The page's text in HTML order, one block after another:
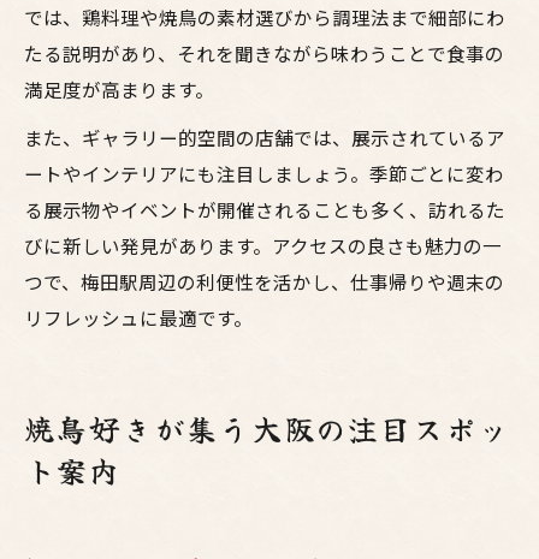
では、鶏料理や焼鳥の素材選びから調理法まで細部にわ
たる説明があり、それを聞きながら味わうことで食事の
満足度が高まります。
また、ギャラリー的空間の店舗では、展示されているア
ートやインテリアにも注目しましょう。季節ごとに変わ
る展示物やイベントが開催されることも多く、訪れるた
びに新しい発見があります。アクセスの良さも魅力の一
つで、梅田駅周辺の利便性を活かし、仕事帰りや週末の
リフレッシュに最適です。
焼鳥好きが集う大阪の注目スポッ
ト案内